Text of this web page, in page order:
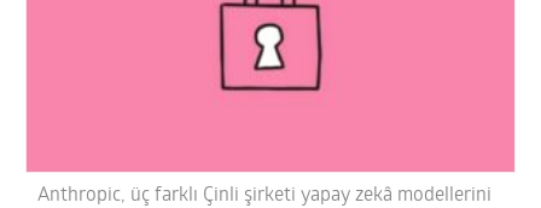
Anthropic, üç farklı Çinli şirketi yapay zekâ modellerini